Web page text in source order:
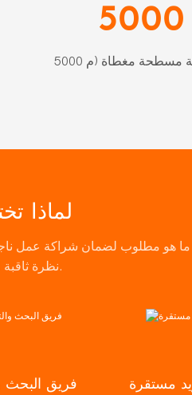
5000
لماذا
ما هو مطلوب لضمان شراكة عمل
نظرة ثاقبة لمزايانا.
فريق البحث
مستقرة